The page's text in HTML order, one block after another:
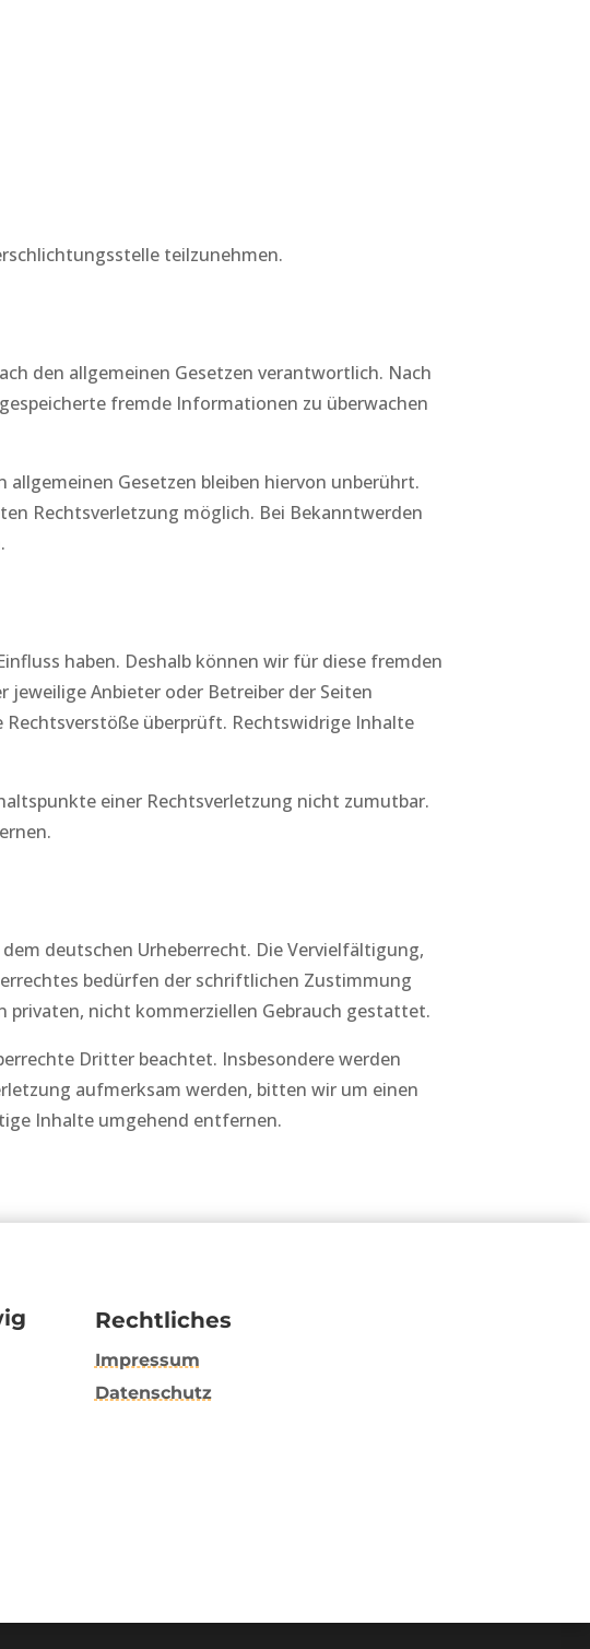
teilzunehmen.
den allgemeinen Gesetzen verantwortlich. Nach
fremde Informationen zu überwachen
Gesetzen bleiben hiervon unberührt.
Rechtsverletzung möglich. Bei Bekanntwerden
haben. Deshalb können wir für diese fremden
Anbieter oder Betreiber der Seiten
überprüft. Rechtswidrige Inhalte
einer Rechtsverletzung nicht zumutbar.
deutschen Urheberrecht. Die Vervielfältigung,
bedürfen der schriftlichen Zustimmung
privaten, nicht kommerziellen Gebrauch gestattet.
Dritter beachtet. Insbesondere werden
aufmerksam werden, bitten wir um einen
Inhalte umgehend entfernen.
Rechtliches
Impressum
Datenschutz